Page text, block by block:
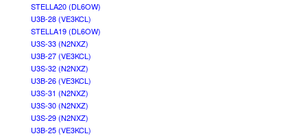
STELLA20 (DL6OW)
U3B-28 (VE3KCL)
STELLA19 (DL6OW)
U3S-33 (N2NXZ)
U3B-27 (VE3KCL)
U3S-32 (N2NXZ)
U3B-26 (VE3KCL)
U3S-31 (N2NXZ)
U3S-30 (N2NXZ)
U3S-29 (N2NXZ)
U3B-25 (VE3KCL)